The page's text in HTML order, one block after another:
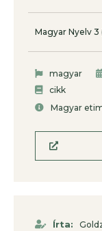
Magyar Nyelv 3
magyar
cikk
Magyar
Írta: